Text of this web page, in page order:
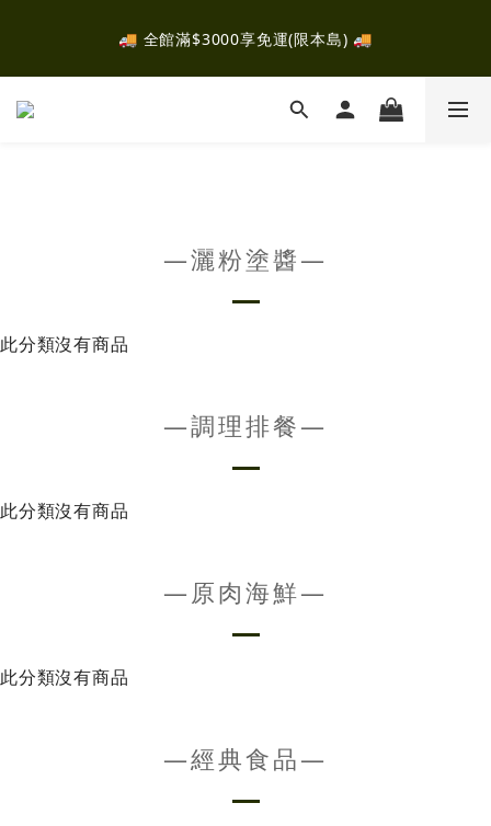
營！ ✈️
🚚 全館滿$3000享免運(限本島) 🚚
✈️ 全館消費滿$2000，即可參加抽獎！有機會抽中富士山露
—灑粉塗醬—
此分類沒有商品
—調理排餐—
此分類沒有商品
—原肉海鮮—
此分類沒有商品
—經典食品—